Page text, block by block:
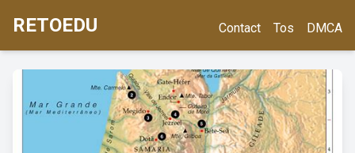
RETOEDU Contact Tos DMCA